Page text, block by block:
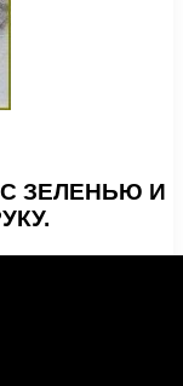
ЗЕЛЕНЬЮ И